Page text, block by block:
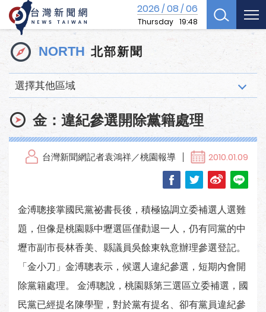
2026/08/06
Thursday 19:48
NORTH 北部新聞
選擇其他區域
金：違紀參選開除黨籍處理
台灣新聞網記者袁鴻祥／桃園報導 2010.01.09
金溥聰接掌國民黨祕書長後，積極協調立委補選人選難
題，但像是桃園縣中壢選區僅勸退一人，仍有同黨的中
壢市副市長林香美、縣議員吳餘東執意辦理參選登記。
「金小刀」金溥聰表示，候選人違紀參選，短期內會開
除黨籍處理。 金溥聰說，桃園縣第三選區立委補選，國
民黨已經提名陳學聖，對於黨有提名、卻有黨員違紀參